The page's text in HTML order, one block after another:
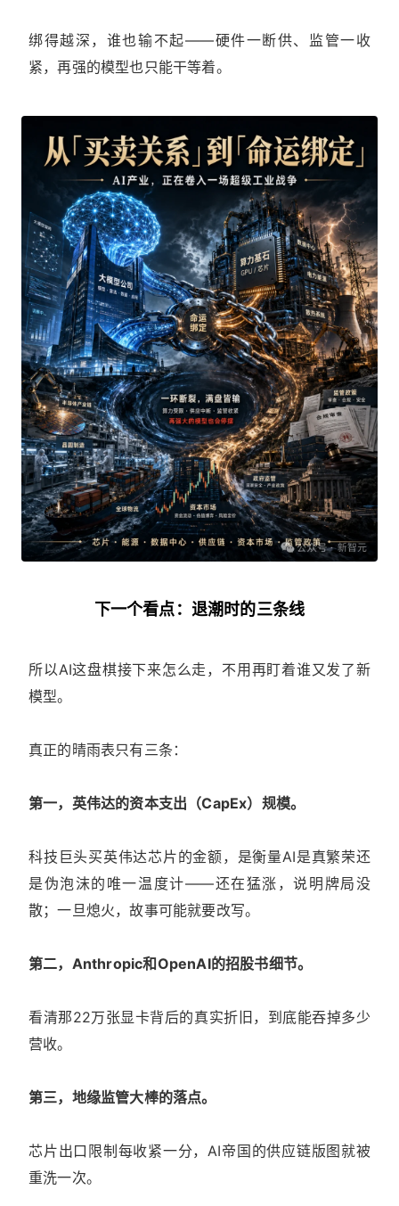
绑得越深，谁也输不起——硬件一断供、监管一收
紧，再强的模型也只能干等着。
下一个看点：退潮时的三条线
所以AI这盘棋接下来怎么走，不用再盯着谁又发了新
模型。
真正的晴雨表只有三条：
第一，英伟达的资本支出（CapEx）规模。
科技巨头买英伟达芯片的金额，是衡量AI是真繁荣还
是伪泡沫的唯一温度计——还在猛涨，说明牌局没
散；一旦熄火，故事可能就要改写。
第二，Anthropic和OpenAI的招股书细节。
看清那22万张显卡背后的真实折旧，到底能吞掉多少
营收。
第三，地缘监管大棒的落点。
芯片出口限制每收紧一分，AI帝国的供应链版图就被
重洗一次。